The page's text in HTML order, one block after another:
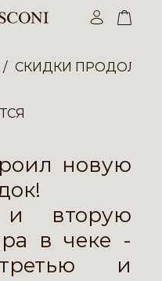
СКИДКИ
новую
вторую
в чеке -
и